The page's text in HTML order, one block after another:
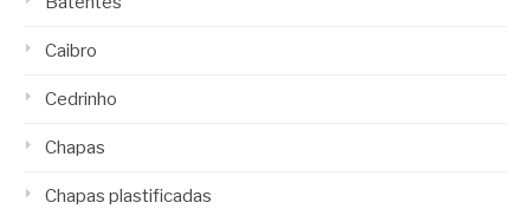
Caibro
Cedrinho
Chapas
Chapas plastificadas